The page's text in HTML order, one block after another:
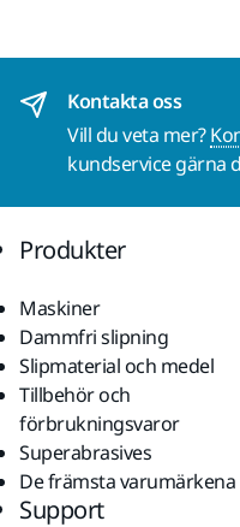
Kontakta oss
Vill du veta mer?
kundservice gärna
Produkter
Maskiner
Dammfri slipning
Slipmaterial och medel
Tillbehör och
förbrukningsvaror
Superabrasives
De främsta varumärkena
Support